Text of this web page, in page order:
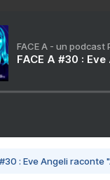
FACE A - un podcast
FACE A #30 :
#30 : Eve Angeli raconte